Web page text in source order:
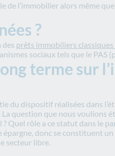
l’immobilier alors même
?
des prêts immobiliers
sociaux tels que le PAS
terme sur
dispositif réalisées dans
question que nous voulions
Quel rôle a ce statut dans le
épargne, donc se constituent
secteur libre.